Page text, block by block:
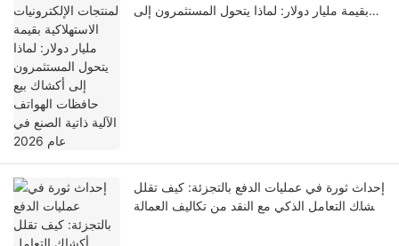
بقيمة مليار دولار: لماذا يتحول المستثمرون إلى
إحداث ثورة في عمليات الدفع بالتجزئة: كيف تقلل
أكشاك التعامل الذكي مع النقد من تكاليف العمالة